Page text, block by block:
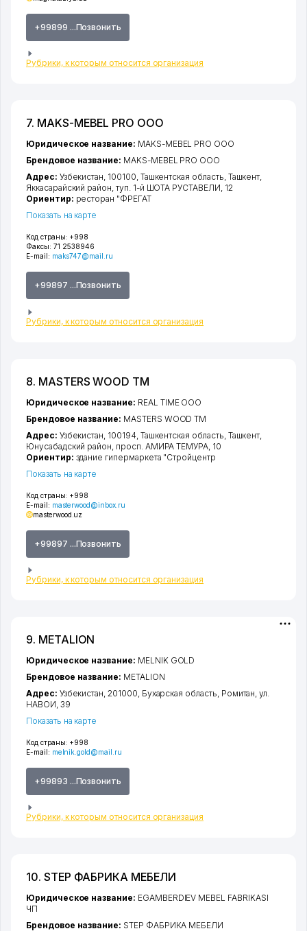
+99899 ...Позвонить
Рубрики, к которым относится организация
7. MAKS-MEBEL PRO ООО
Код страны: +998
Факсы: 71 2538946
E-mail: maks747@mail.ru
+99897 ...Позвонить
Рубрики, к которым относится организация
Юридическое название: MAKS-MEBEL PRO ООО
Брендовое название: MAKS-MEBEL PRO ООО
Адрес: Узбекистан, 100100, Ташкентская область, Ташкент,
Яккасарайский район, туп. 1-й ШОТА РУСТАВЕЛИ, 12
Ориентир: ресторан "ФРЕГАТ
Показать на карте
8. MASTERS WOOD ТМ
Код страны: +998
E-mail: masterwood@inbox.ru
masterwood.uz
+99897 ...Позвонить
Рубрики, к которым относится организация
Юридическое название: REAL TIME ООО
Брендовое название: MASTERS WOOD ТМ
Адрес: Узбекистан, 100194, Ташкентская область Ташкент
Юнусабадский район просп. АМИРА ТЕМУРА , 10
Ориентир: здание гипермаркета "Стройцентр
Показать на карте
9. METALION
Код страны: +998
E-mail: melnik.gold@mail.ru
+99893 ...Позвонить
Рубрики, к которым относится организация
Юридическое название: MELNIK GOLD
Брендовое название: METALION
Адрес: Узбекистан, 201000, Бухарская область Ромитан ,ул.
НАВОИ , 39
Показать на карте
10. STEP ФАБРИКА МЕБЕЛИ
Юридическое название: EGAMBERDIEV MEBEL FABRIKASI
ЧП
Брендовое название: STEP ФАБРИКА МЕБЕЛИ